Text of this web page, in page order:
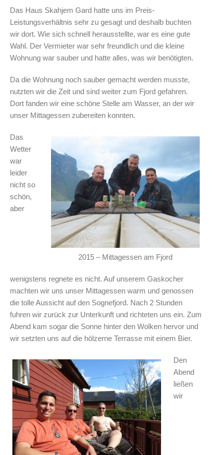
Das Haus Skahjem Gard hatte uns im Preis-
Leistungsverhältnis sehr zu gesagt und deshalb buchten
wir dort. Wie sich schnell herausstellte, war es eine gute
Wahl. Der Vermieter war sehr freundlich und die kleine
Wohnung war sauber und hatte alles, was wir benötigten.
Da die Wohnung noch sauber gemacht werden musste,
nutzten wir die Zeit und sind weiter zum Fjord gefahren.
Dort fanden wir eine schöne Stelle am Wasser, an der wir
unser Mittagessen zubereiten konnten.
2015 – Mittagessen am Fjord
Das
Wetter
war
leider
nicht so
schön,
aber
wenigstens regnete es nicht. Auf unserem Gaskocher
machten wir uns unser Mittagessen warm und genossen
die tolle Aussicht auf den Sognefjord. Nach 2 Stunden
fuhren wir zurück zur Unterkunft und richteten uns ein. Zum
Abend kam sogar die Sonne hinter den Wolken hervor und
wir setzten uns auf die hölzerne Terrasse mit einem Bier.
Den
Abend
ließen
wir